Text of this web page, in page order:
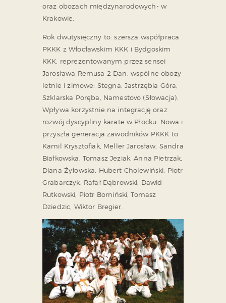
oraz obozach międzynarodowych- w
Krakowie.
Rok dwutysięczny to: szersza współpraca
PKKK z Włocławskim KKK i Bydgoskim
KKK, reprezentowanym przez sensei
Jarosława Remusa 2 Dan, wspólne obozy
letnie i zimowe: Stegna, Jastrzębia Góra,
Szklarska Poręba, Namestovo (Słowacja).
Wpływa korzystnie na integrację oraz
rozwój dyscypliny karate w Płocku. Nowa i
przyszła generacja zawodników PKKK to:
Kamil Krysztofiak, Meller Jarosław, Sandra
Białkowska, Tomasz Jeziak, Anna Pietrzak,
Diana Żyłowska, Hubert Cholewiński, Piotr
Grabarczyk, Rafał Dąbrowski, Dawid
Rutkowski, Piotr Borniński, Tomasz
Dziedzic, Wiktor Bregier.